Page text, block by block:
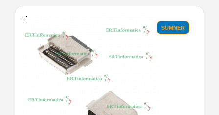
'.'
SUMMER